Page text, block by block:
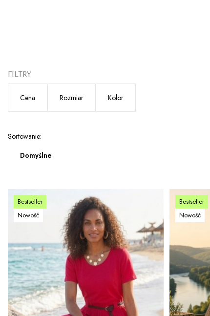
FILTRY
Cena Rozmiar Kolor
Lista produktów
Sortowanie:
Domyślne
Bestseller
Nowość
Bestseller
Nowość